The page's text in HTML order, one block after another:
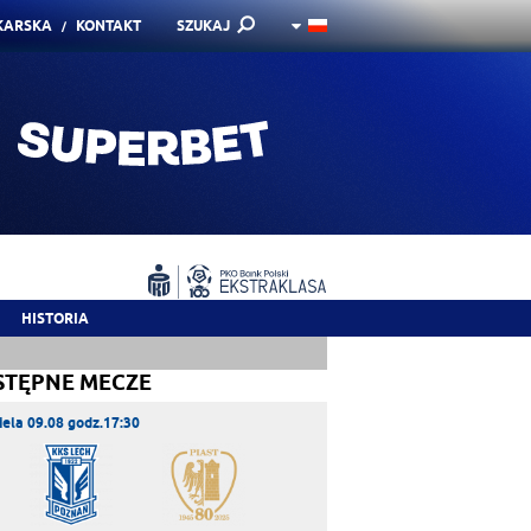
KONTAKT SZUKAJ
HISTORIA
MECZE
09.08 godz.17:30